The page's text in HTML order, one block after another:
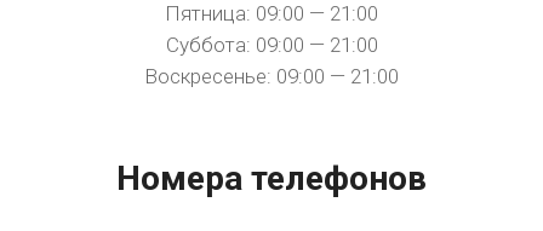
Пятница: 09:00 — 21:00
Суббота: 09:00 — 21:00
Воскресенье: 09:00 — 21:00
Номера телефонов